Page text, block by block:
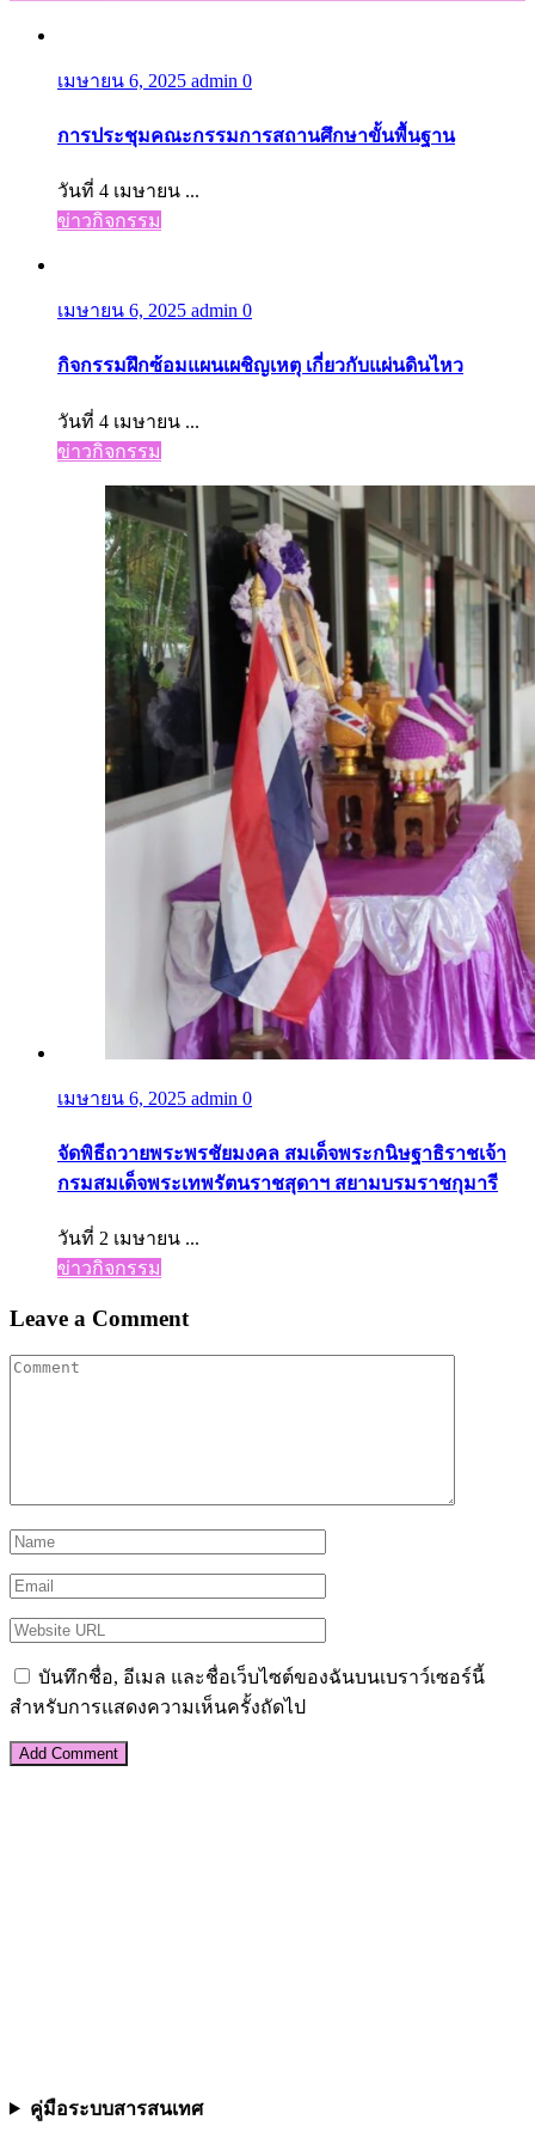
เมษายน 6, 2025 admin 0
การประชุมคณะกรรมการสถานศึกษาขั้นพื้นฐาน
วันที่ 4 เมษายน ...
ข่าวกิจกรรม
เมษายน 6, 2025 admin 0
กิจกรรมฝึกซ้อมแผนเผชิญเหตุ เกี่ยวกับแผ่นดินไหว
วันที่ 4 เมษายน ...
ข่าวกิจกรรม
เมษายน 6, 2025 admin 0
จัดพิธีถวายพระพรชัยมงคล สมเด็จพระกนิษฐาธิราชเจ้า
กรมสมเด็จพระเทพรัตนราชสุดาฯ สยามบรมราชกุมารี
วันที่ 2 เมษายน ...
ข่าวกิจกรรม
Leave a Comment
บันทึกชื่อ, อีเมล และชื่อเว็บไซต์ของฉันบนเบราว์เซอร์นี้
สำหรับการแสดงความเห็นครั้งถัดไป
คู่มือระบบสารสนเทศ